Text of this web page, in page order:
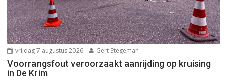
vrijdag 7 augustus 2026 Gert Stegeman
Voorrangsfout veroorzaakt aanrijding op kruising
in De Krim